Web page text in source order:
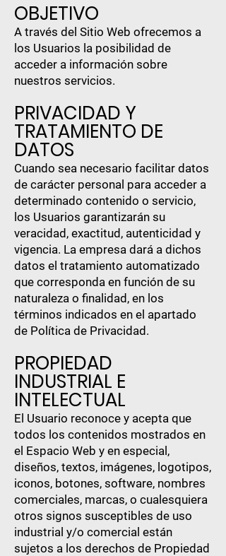
OBJETIVO
A través del Sitio Web ofrecemos a
los Usuarios la posibilidad de
acceder a información sobre
nuestros servicios.
PRIVACIDAD Y
TRATAMIENTO DE
DATOS
Cuando sea necesario facilitar datos
de carácter personal para acceder a
determinado contenido o servicio,
los Usuarios garantizarán su
veracidad, exactitud, autenticidad y
vigencia. La empresa dará a dichos
datos el tratamiento automatizado
que corresponda en función de su
naturaleza o finalidad, en los
términos indicados en el apartado
de Política de Privacidad.
PROPIEDAD
INDUSTRIAL E
INTELECTUAL
El Usuario reconoce y acepta que
todos los contenidos mostrados en
el Espacio Web y en especial,
diseños, textos, imágenes, logotipos,
iconos, botones, software, nombres
comerciales, marcas, o cualesquiera
otros signos susceptibles de uso
industrial y/o comercial están
sujetos a los derechos de Propiedad